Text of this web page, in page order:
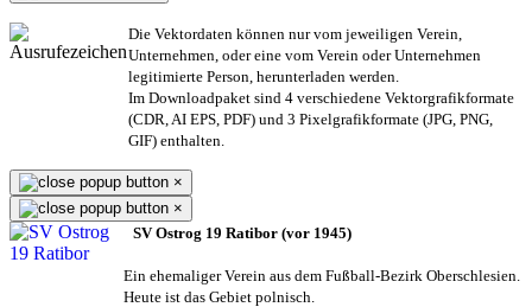
Die Vektordaten können nur vom jeweiligen Verein,
Unternehmen, oder eine vom Verein oder Unternehmen
legitimierte Person, herunterladen werden.
Im Downloadpaket sind 4 verschiedene Vektorgrafikformate
(CDR, AI EPS, PDF) und 3 Pixelgrafikformate (JPG, PNG,
GIF) enthalten.
×
×
SV Ostrog 19 Ratibor (vor 1945)
Ein ehemaliger Verein aus dem Fußball-Bezirk Oberschlesien.
Heute ist das Gebiet polnisch.